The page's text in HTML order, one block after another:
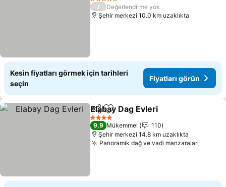
5 Yıldız
/
Değerlendirme yok
Şehir merkezi 10.0 km uzaklıkta
Kesin fiyatları görmek için tarihleri
seçin
Fiyatları görün
PaylaşFavorilerime ekle
Elabay Dag Evleri
4 Yıldız
9,9 Mükemmel
110
Şehir merkezi 14.8 km uzaklıkta
Panoramik dağ ve vadi manzaraları